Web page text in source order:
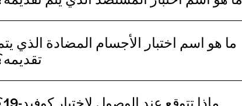
ما هو اسم اختبار الأجسام المضادة الذي
ماذا تتوقع عند الوصول لاختبار كوفيد-19؟